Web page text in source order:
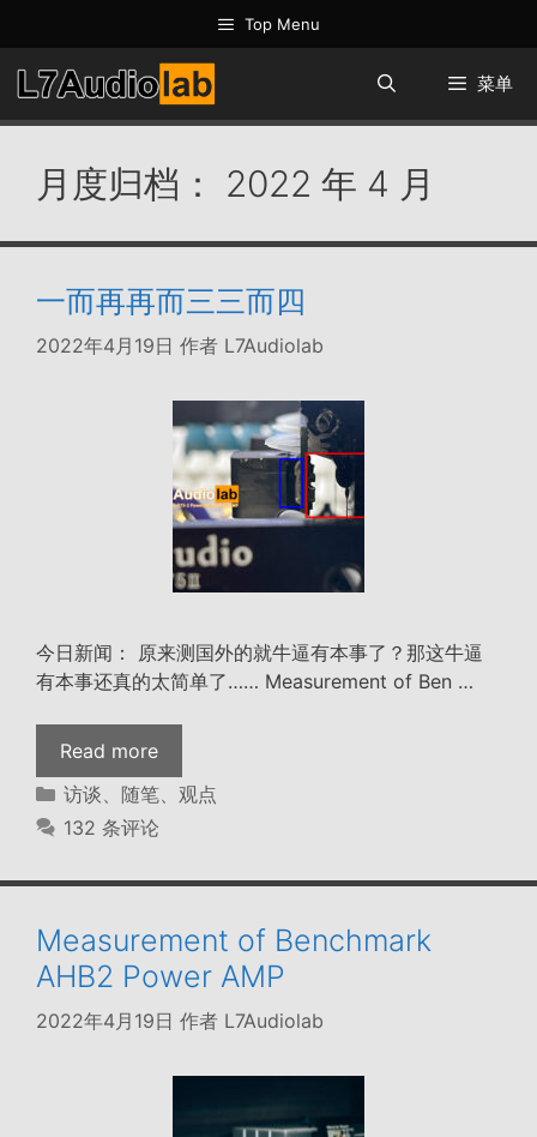
至
内
容
Top Menu
菜单
月度归档： 2022 年 4 月
一而再再而三三而四
2022年4月19日 作者 L7Audiolab
今日新闻： 原来测国外的就牛逼有本事了？那这牛逼
有本事还真的太简单了…… Measurement of Ben …
Read more一
而
再
再
三
而
四
分
类
访谈、随笔、观点
132 条评论
Measurement of Benchmark
AHB2 Power AMP
2022年4月19日 作者 L7Audiolab